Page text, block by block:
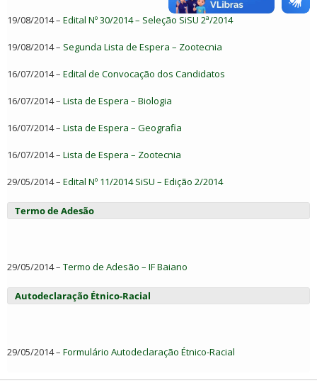
19/08/2014 – Edital Nº 30/2014 – Seleção SiSU 2ª/2014
19/08/2014 – Segunda Lista de Espera – Zootecnia
16/07/2014 – Edital de Convocação dos Candidatos
16/07/2014 – Lista de Espera – Biologia
16/07/2014 – Lista de Espera – Geografia
16/07/2014 – Lista de Espera – Zootecnia
29/05/2014 – Edital Nº 11/2014 SiSU – Edição 2/2014
Termo de Adesão
29/05/2014 – Termo de Adesão – IF Baiano
Autodeclaração Étnico-Racial
29/05/2014 – Formulário Autodeclaração Étnico-Racial